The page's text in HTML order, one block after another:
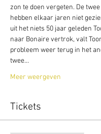
zon te doen vergeten. De
hebben elkaar jaren niet
uit het niets 50 jaar geleden
naar Bonaire vertrok, valt
probleem weer terug in het
twee…
Meer weergeven
Tickets